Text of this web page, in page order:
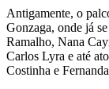
Antigamente, o
Gonzaga, onde já
Ramalho, Nana
Carlos Lyra e até
Costinha e